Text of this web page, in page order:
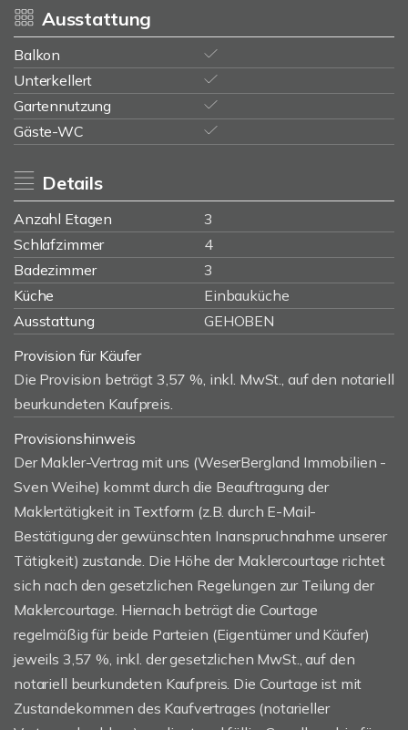
Ausstattung
Balkon
Unterkellert
Gartennutzung
Gäste-WC
Details
Anzahl Etagen
3
Schlafzimmer
4
Badezimmer
3
Küche
Einbauküche
Ausstattung
GEHOBEN
Provision für Käufer
Die Provision beträgt 3,57 %, inkl. MwSt., auf den notariell
beurkundeten Kaufpreis.
Provisionshinweis
Der Makler-Vertrag mit uns (WeserBergland Immobilien -
Sven Weihe) kommt durch die Beauftragung der
Maklertätigkeit in Textform (z.B. durch E-Mail-
Bestätigung der gewünschten Inanspruchnahme unserer
Tätigkeit) zustande. Die Höhe der Maklercourtage richtet
sich nach den gesetzlichen Regelungen zur Teilung der
Maklercourtage. Hiernach beträgt die Courtage
regelmäßig für beide Parteien (Eigentümer und Käufer)
jeweils 3,57 %, inkl. der gesetzlichen MwSt., auf den
notariell beurkundeten Kaufpreis. Die Courtage ist mit
Zustandekommen des Kaufvertrages (notarieller